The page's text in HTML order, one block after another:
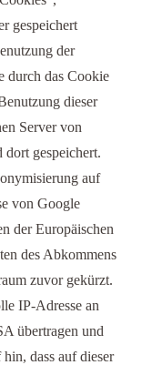
gespeichert
der
durch das Cookie
dieser
Server von
gespeichert.
auf
von Google
der Europäischen
des Abkommens
zuvor gekürzt.
IP-Adresse an
übertragen und
dass auf dieser